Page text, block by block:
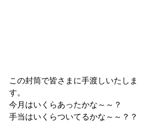
この封筒で皆さまに手渡しいたしま
す。
今月はいくらあったかな～～？
手当はいくらついてるかな～～？？